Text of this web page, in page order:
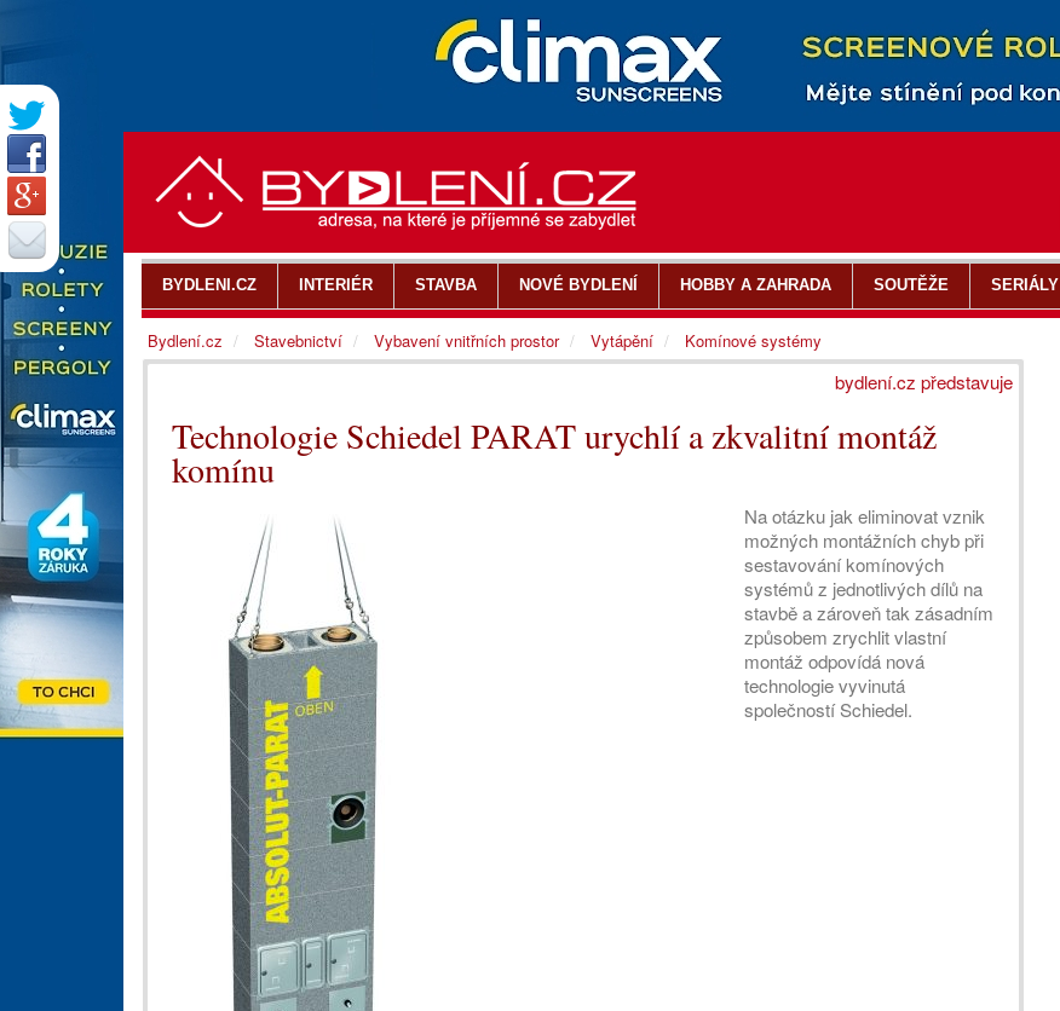
bydlení.cz představuje
Technologie Schiedel PARAT urychlí a zkvalitní montáž
komínu
Na otázku jak eliminovat vznik
možných montážních chyb při
sestavování komínových
systémů z jednotlivých dílů na
stavbě a zároveň tak zásadním
způsobem zrychlit vlastní
montáž odpovídá nová
technologie vyvinutá
společností Schiedel.
BYDLENI.CZ INTERIÉR STAVBA NOVÉ BYDLENÍ HOBBY A ZAHRADA SOUTĚŽE SERIÁLY
Bydlení.cz Stavebnictví Vybavení vnitřních prostor Vytápění Komínové systémy